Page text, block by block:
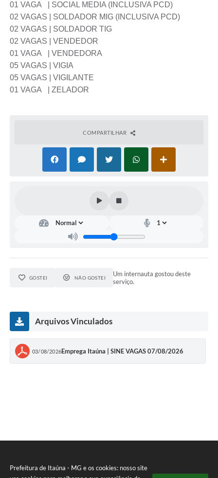
Prefeitura de Itaúna - MG e os cookies: nosso site
01 VAGA | SOCIAL MEDIA (INCLUSIVA PCD)
02 VAGAS | SOLDADOR MIG (INCLUSIVA PCD)
02 VAGAS | SOLDADOR TIG
02 VAGAS | VENDEDOR
01 VAGA | VENDEDORA
05 VAGAS | VIGIA
05 VAGAS | VIGILANTE
01 VAGA | ZELADOR
COMPARTILHAR
GOSTEI NÃO GOSTEI
Um internauta gostou deste
serviço.
Arquivos Vinculados
03/08/2026Emprega Itaúna | SINE VAGAS 07/08/2026